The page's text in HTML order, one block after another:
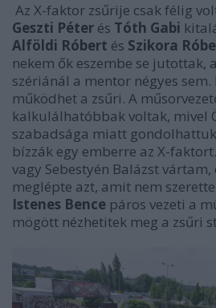
Az X-faktor zsűrije csak félig
Geszti Péter és Tóth Gabi
Alföldi Róbert és Szikora
nekem ők eszembe se jutottak,
szériánál a mentor négyes sem.
működhet a zsűri. A
kalkulálhatóbbak voltak, mivel
szabadsága miatt
bízzák egy emberre az X-
vagy Sebestyén Balázst vártam,
meglépte azt, amit nem
Istenes Bence páros vezeti a
mögött nézhetitek meg a zsűri